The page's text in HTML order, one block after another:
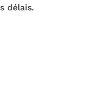
délais.